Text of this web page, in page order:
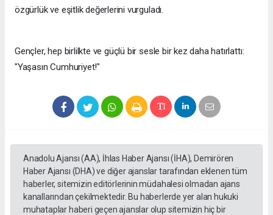
özgürlük ve eşitlik değerlerini vurguladı.
Gençler, hep birlilkte ve güçlü bir sesle bir kez daha hatırlattı:
"Yaşasın Cumhuriyet!"
Anadolu Ajansı (AA), İhlas Haber Ajansı (İHA), Demirören
Haber Ajansı (DHA) ve diğer ajanslar tarafından eklenen tüm
haberler, sitemizin editörlerinin müdahalesi olmadan ajans
kanallarından çekilmektedir. Bu haberlerde yer alan hukuki
muhataplar haberi geçen ajanslar olup sitemizin hiç bir